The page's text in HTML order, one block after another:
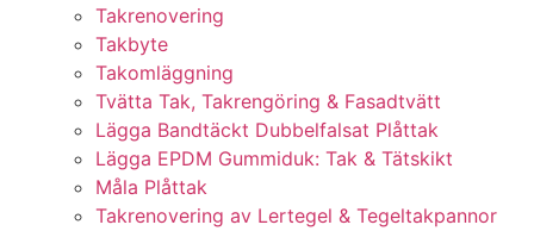
Takrenovering
Takbyte
Takomläggning
Tvätta Tak, Takrengöring & Fasadtvätt
Lägga Bandtäckt Dubbelfalsat Plåttak
Lägga EPDM Gummiduk: Tak & Tätskikt
Måla Plåttak
Takrenovering av Lertegel & Tegeltakpannor